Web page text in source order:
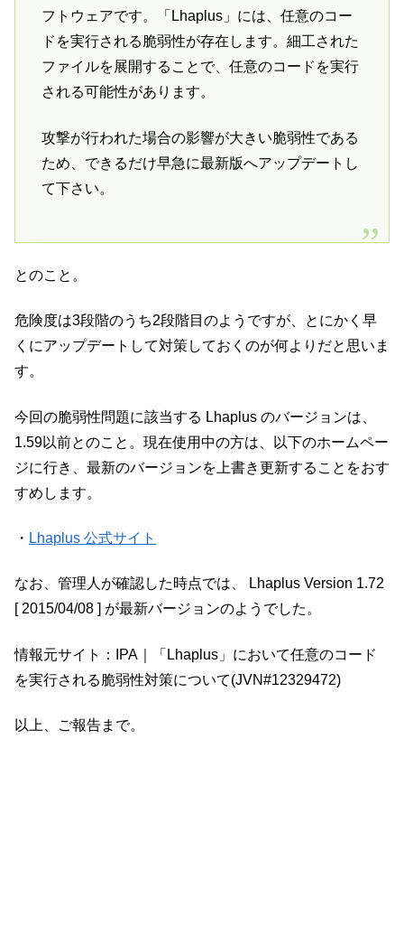
フトウェアです。「Lhaplus」には、任意のコー
ドを実行される脆弱性が存在します。細工された
ファイルを展開することで、任意のコードを実行
される可能性があります。
攻撃が行われた場合の影響が大きい脆弱性である
ため、できるだけ早急に最新版へアップデートし
て下さい。
とのこと。
危険度は3段階のうち2段階目のようですが、とにかく早
くにアップデートして対策しておくのが何よりだと思いま
す。
今回の脆弱性問題に該当する Lhaplus のバージョンは、
1.59以前とのこと。現在使用中の方は、以下のホームペー
ジに行き、最新のバージョンを上書き更新することをおす
すめします。
・ Lhaplus 公式サイト
なお、管理人が確認した時点では、 Lhaplus Version 1.72
[ 2015/04/08 ] が最新バージョンのようでした。
情報元サイト：IPA｜「Lhaplus」において任意のコード
を実行される脆弱性対策について(JVN#12329472)
以上、ご報告まで。